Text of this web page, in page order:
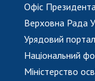
Офіс
Верховна Рада
Урядовий портал
Національний
Міністерство